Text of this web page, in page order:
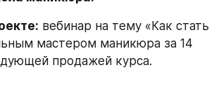
вебинар на тему «Как стать
мастером маникюра за 14